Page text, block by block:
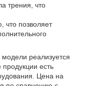
трения, что
что позволяет
реализуется
есть
Цена на